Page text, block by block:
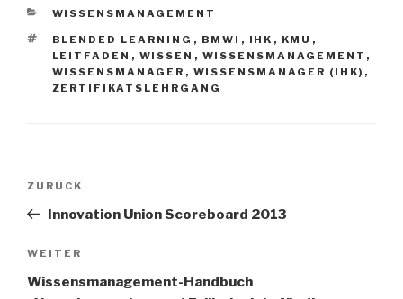
KATEGORIEN
WISSENSMANAGEMENT
SCHLAGWÖRTER
BLENDED LEARNING , BMWI , IHK , KMU ,
LEITFADEN , WISSEN , WISSENSMANAGEMENT ,
WISSENSMANAGER , WISSENSMANAGER (IHK) ,
ZERTIFIKATSLEHRGANG
Beitrags-
Vorheriger
Beitrag
ZURÜCK
Innovation Union Scoreboard 2013
Nächster
Beitrag
WEITER
Wissensmanagement-Handbuch